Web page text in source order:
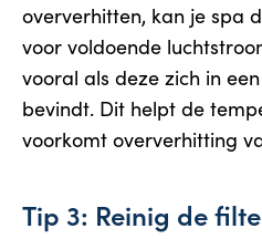
oververhitten, kan je spa
voor voldoende
vooral als deze zich in
bevindt. Dit helpt de
voorkomt oververhitting
Tip 3: Reinig de